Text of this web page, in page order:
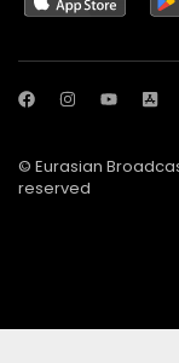
© Eurasian
reserved